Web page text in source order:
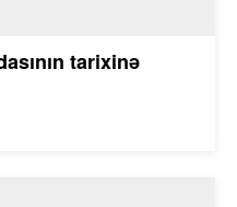
tarixinə